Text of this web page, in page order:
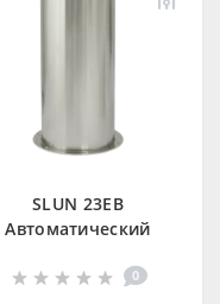
SLUN 23EB
Автоматический
питьевой фонтан, 6
0